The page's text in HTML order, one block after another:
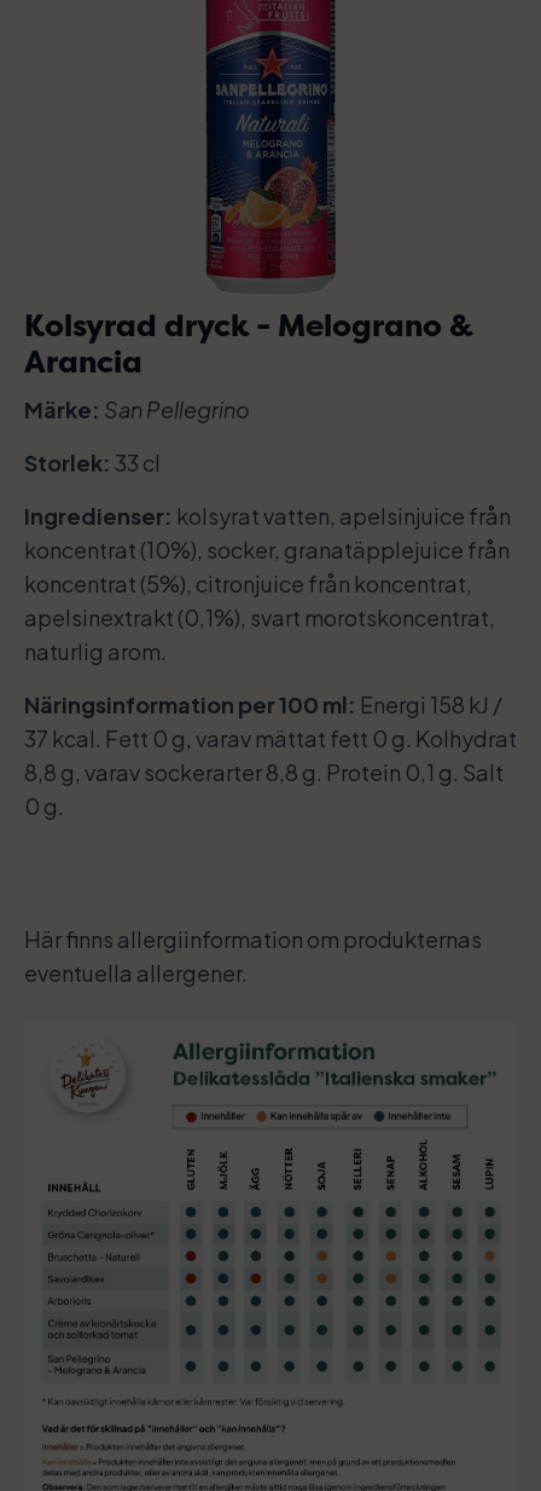
Kolsyrad dryck - Melograno &
Arancia
Märke: San Pellegrino
Storlek: 33 cl
Ingredienser: kolsyrat vatten, apelsinjuice från
koncentrat (10%), socker, granatäpplejuice från
koncentrat (5%), citronjuice från koncentrat,
apelsinextrakt (0,1%), svart morotskoncentrat,
naturlig arom.
Näringsinformation per 100 ml: Energi 158 kJ /
37 kcal. Fett 0 g, varav mättat fett 0 g. Kolhydrat
8,8 g, varav sockerarter 8,8 g. Protein 0,1 g. Salt
0 g.
Här finns allergiinformation om produkternas
eventuella allergener.